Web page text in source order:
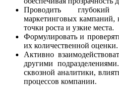
Проводить глубокий
маркетинговых кампаний,
точки роста и узкие места.
Формулировать и
их количественной оценки.
Активно
другими
сквозной аналитики,
процессов компании.